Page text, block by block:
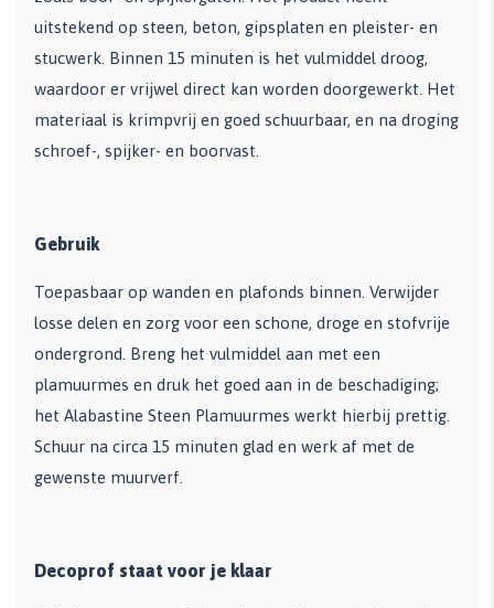
uitstekend op steen, beton, gipsplaten en pleister- en
stucwerk. Binnen 15 minuten is het vulmiddel droog,
waardoor er vrijwel direct kan worden doorgewerkt. Het
materiaal is krimpvrij en goed schuurbaar, en na droging
schroef-, spijker- en boorvast.
Gebruik
Toepasbaar op wanden en plafonds binnen. Verwijder
losse delen en zorg voor een schone, droge en stofvrije
ondergrond. Breng het vulmiddel aan met een
plamuurmes en druk het goed aan in de beschadiging;
het Alabastine Steen Plamuurmes werkt hierbij prettig.
Schuur na circa 15 minuten glad en werk af met de
gewenste muurverf.
Decoprof staat voor je klaar